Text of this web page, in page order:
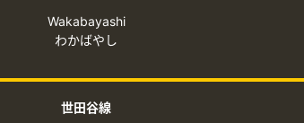
Wakabayashi
わかばやし
世田谷線